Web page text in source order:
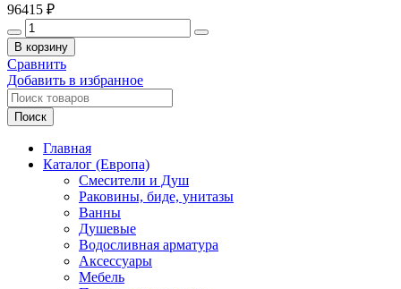
96415 ₽
Количество
товара
Гигиенический
душ
Gessi
GESSI316
14331#707
Black
Metal
Brushed
В корзину
Сравнить
Добавить в избранное
Поиск
Главная
Каталог (Европа)
Смесители и Душ
Раковины, биде, унитазы
Ванны
Душевые
Водосливная арматура
Аксессуары
Мебель